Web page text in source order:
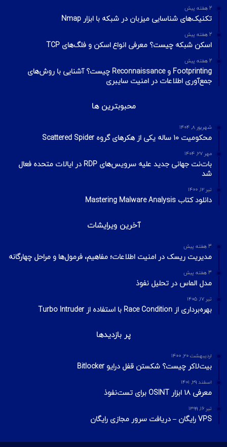
2 هفته پیش
تکنیک‌های شناسایی میزبان در شبکه با ابزار Nmap
2 هفته پیش
اسکن شبکه چیست؟ معرفی انواع اسکن و فلگ‌های TCP
2 هفته پیش
Footprinting و Reconnaissance چیست؟ آشنایی با روش‌های
جمع‌آوری اطلاعات در امنیت سایبری
محبوبترین ها
شهریور ۸, ۱۴۰۴
محکومیت ۱۰ ساله یکی از هکرهای گروه Scattered Spider
مهر ۲۷, ۱۴۰۴
بات‌نت جهانی جدید علیه سرویس‌های RDP در ایالات متحده فعال
شد
تیر ۱۲, ۱۴۰۰
دانلود کتاب Mastering Malware Analysis
آخرین ویرایشات
3 هفته پیش
مدیریت ریسک در امنیت اطلاعات؛ مفاهیم، فرمول‌ها و مراحل چهارگانه
3 هفته پیش
مدل الماس در تحلیل نفوذ
تیر ۱۷, ۱۴۰۵
بهره‌برداری از Race Condition با استفاده از Turbo Intruder
پر بازدیدها
اردیبهشت ۲۰, ۱۴۰۰
بیت‌لاکر چیست؟ شکستن قفل درایو Bitlocker
اسفند ۲۹, ۱۴۰۱
معرفی ۱۸ ابزار OSINT برای تست‌نفوذ
تیر ۱۶, ۱۳۹۹
VPS رایگان – دریافت سرور مجازی رایگان